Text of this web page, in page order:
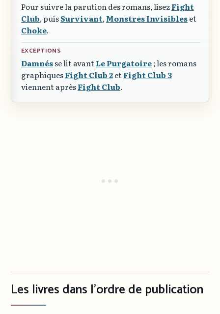
Pour suivre la parution des romans, lisezFight
Club, puisSurvivant,Monstres Invisibleset
Choke.
EXCEPTIONS
Damnésse lit avantLe Purgatoire; les romans
graphiquesFight Club 2etFight Club 3
viennent aprèsFight Club.
Les livres dans l’ordre de publication